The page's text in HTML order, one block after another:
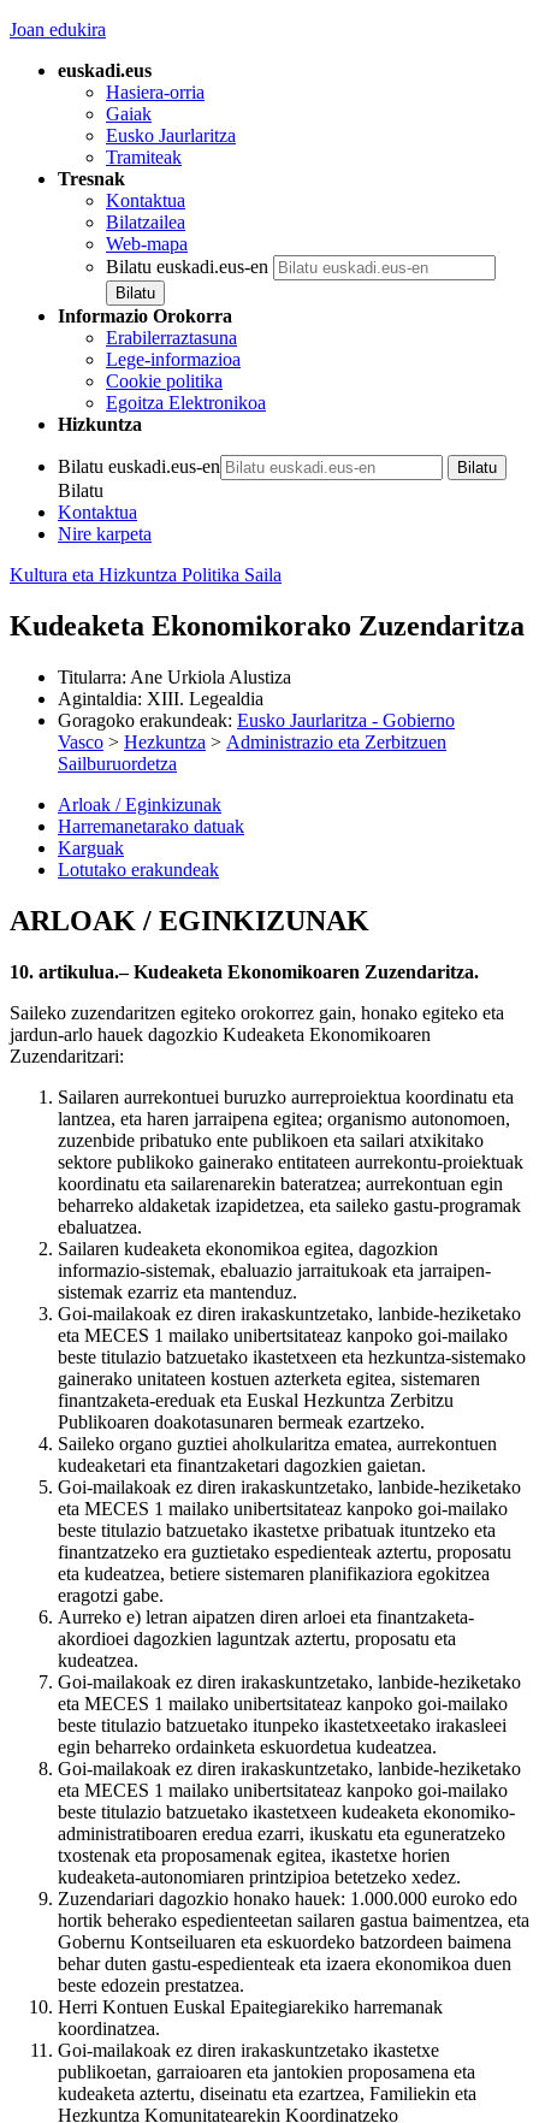
Joan edukira
euskadi.eus
Hasiera-orria
Gaiak
Eusko Jaurlaritza
Tramiteak
Tresnak
Kontaktua
Bilatzailea
Web-mapa
Bilatu euskadi.eus-en
Informazio Orokorra
Erabilerraztasuna
Lege-informazioa
Cookie politika
Egoitza Elektronikoa
Hizkuntza
Bilatu euskadi.eus-en
Bilatu
Kontaktua
Nire karpeta
Kultura eta Hizkuntza Politika Saila
Kudeaketa Ekonomikorako Zuzendaritza
Titularra: Ane Urkiola Alustiza
Agintaldia: XIII. Legealdia
Goragoko erakundeak: Eusko Jaurlaritza - Gobierno
Vasco > Hezkuntza > Administrazio eta Zerbitzuen
Sailburuordetza
Arloak / Eginkizunak
Harremanetarako datuak
Karguak
Lotutako erakundeak
ARLOAK / EGINKIZUNAK
10. artikulua.– Kudeaketa Ekonomikoaren Zuzendaritza.
Saileko zuzendaritzen egiteko orokorrez gain, honako egiteko eta
jardun-arlo hauek dagozkio Kudeaketa Ekonomikoaren
Zuzendaritzari:
Sailaren aurrekontuei buruzko aurreproiektua koordinatu eta
lantzea, eta haren jarraipena egitea; organismo autonomoen,
zuzenbide pribatuko ente publikoen eta sailari atxikitako
sektore publikoko gainerako entitateen aurrekontu-proiektuak
koordinatu eta sailarenarekin bateratzea; aurrekontuan egin
beharreko aldaketak izapidetzea, eta saileko gastu-programak
ebaluatzea.
Sailaren kudeaketa ekonomikoa egitea, dagozkion
informazio-sistemak, ebaluazio jarraitukoak eta jarraipen-
sistemak ezarriz eta mantenduz.
Goi-mailakoak ez diren irakaskuntzetako, lanbide-heziketako
eta MECES 1 mailako unibertsitateaz kanpoko goi-mailako
beste titulazio batzuetako ikastetxeen eta hezkuntza-sistemako
gainerako unitateen kostuen azterketa egitea, sistemaren
finantzaketa-ereduak eta Euskal Hezkuntza Zerbitzu
Publikoaren doakotasunaren bermeak ezartzeko.
Saileko organo guztiei aholkularitza ematea, aurrekontuen
kudeaketari eta finantzaketari dagozkien gaietan.
Goi-mailakoak ez diren irakaskuntzetako, lanbide-heziketako
eta MECES 1 mailako unibertsitateaz kanpoko goi-mailako
beste titulazio batzuetako ikastetxe pribatuak ituntzeko eta
finantzatzeko era guztietako espedienteak aztertu, proposatu
eta kudeatzea, betiere sistemaren planifikaziora egokitzea
eragotzi gabe.
Aurreko e) letran aipatzen diren arloei eta finantzaketa-
akordioei dagozkien laguntzak aztertu, proposatu eta
kudeatzea.
Goi-mailakoak ez diren irakaskuntzetako, lanbide-heziketako
eta MECES 1 mailako unibertsitateaz kanpoko goi-mailako
beste titulazio batzuetako itunpeko ikastetxeetako irakasleei
egin beharreko ordainketa eskuordetua kudeatzea.
Goi-mailakoak ez diren irakaskuntzetako, lanbide-heziketako
eta MECES 1 mailako unibertsitateaz kanpoko goi-mailako
beste titulazio batzuetako ikastetxeen kudeaketa ekonomiko-
administratiboaren eredua ezarri, ikuskatu eta eguneratzeko
txostenak eta proposamenak egitea, ikastetxe horien
kudeaketa-autonomiaren printzipioa betetzeko xedez.
Zuzendariari dagozkio honako hauek: 1.000.000 euroko edo
hortik beherako espedienteetan sailaren gastua baimentzea, eta
Gobernu Kontseiluaren eta eskuordeko batzordeen baimena
behar duten gastu-espedienteak eta izaera ekonomikoa duen
beste edozein prestatzea.
Herri Kontuen Euskal Epaitegiarekiko harremanak
koordinatzea.
Goi-mailakoak ez diren irakaskuntzetako ikastetxe
publikoetan, garraioaren eta jantokien proposamena eta
kudeaketa aztertu, diseinatu eta ezartzea, Familiekin eta
Hezkuntza Komunitatearekin Koordinatzeko